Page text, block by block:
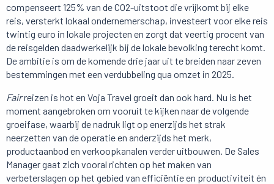
compenseert 125% van de CO2-uitstoot die vrijkomt bij elke
reis, versterkt lokaal ondernemerschap, investeert voor elke reis
twintig euro in lokale projecten en zorgt dat veertig procent van
de reisgelden daadwerkelijk bij de lokale bevolking terecht komt.
De ambitie is om de komende drie jaar uit te breiden naar zeven
bestemmingen met een verdubbeling qua omzet in 2025.
Fairreizen is hot en Voja Travel groeit dan ook hard. Nu is het
moment aangebroken om vooruit te kijken naar de volgende
groeifase, waarbij de nadruk ligt op enerzijds het strak
neerzetten van de operatie en anderzijds het merk,
productaanbod en verkoopkanalen verder uitbouwen. De Sales
Manager gaat zich vooral richten op het maken van
verbeterslagen op het gebied van efficiëntie en productiviteit én